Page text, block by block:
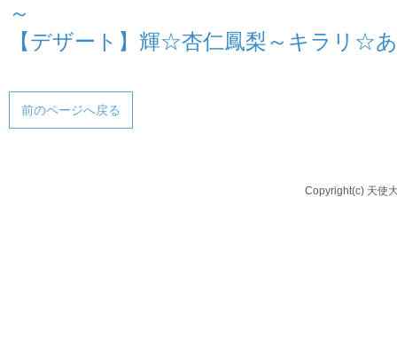
～
【デザート】輝☆杏仁鳳梨～キラリ☆
前のページへ戻る
Copyright(c) 天使